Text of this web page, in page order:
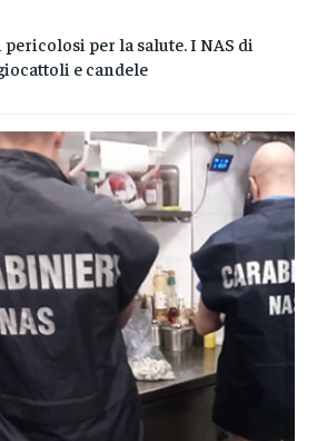
per la salute. I NAS di
e candele